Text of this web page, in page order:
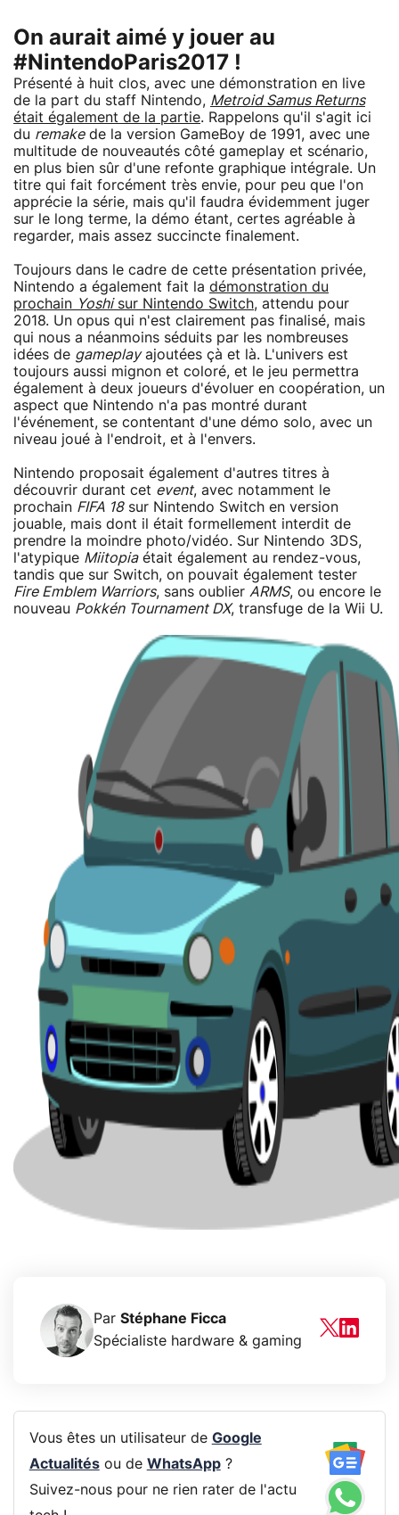
On aurait aimé y jouer au
#NintendoParis2017 !
Présenté à huit clos, avec une démonstration en live
de la part du staff Nintendo, Metroid Samus Returns
était également de la partie. Rappelons qu'il s'agit ici
du remakede la version GameBoy de 1991, avec une
multitude de nouveautés côté gameplay et scénario,
en plus bien sûr d'une refonte graphique intégrale. Un
titre qui fait forcément très envie, pour peu que l'on
apprécie la série, mais qu'il faudra évidemment juger
sur le long terme, la démo étant, certes agréable à
regarder, mais assez succincte finalement.
Toujours dans le cadre de cette présentation privée,
Nintendo a également fait la démonstration du
prochain Yoshisur Nintendo Switch, attendu pour
2018. Un opus qui n'est clairement pas finalisé, mais
qui nous a néanmoins séduits par les nombreuses
idées de gameplayajoutées çà et là. L'univers est
toujours aussi mignon et coloré, et le jeu permettra
également à deux joueurs d'évoluer en coopération, un
aspect que Nintendo n'a pas montré durant
l'événement, se contentant d'une démo solo, avec un
niveau joué à l'endroit, et à l'envers.
Nintendo proposait également d'autres titres à
découvrir durant cet event, avec notamment le
prochain FIFA 18sur Nintendo Switch en version
jouable, mais dont il était formellement interdit de
prendre la moindre photo/vidéo. Sur Nintendo 3DS,
l'atypique Miitopiaétait également au rendez-vous,
tandis que sur Switch, on pouvait également tester
Fire Emblem Warriors, sans oublier ARMS, ou encore le
nouveau Pokkén Tournament DX, transfuge de la Wii U.
Par Stéphane Ficca
Spécialiste hardware & gaming
Vous êtes un utilisateur de Google
Actualitésou de WhatsApp?
Suivez-nous pour ne rien rater de l'actu